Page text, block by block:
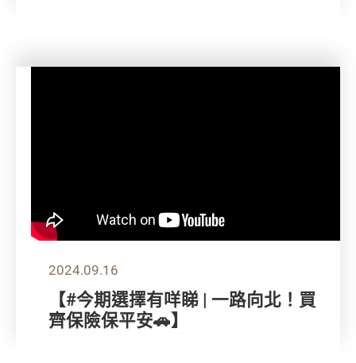
2024.09.16
【#今期選擇有咩睇 | 一路向北！買
齊保險保平安🚗】